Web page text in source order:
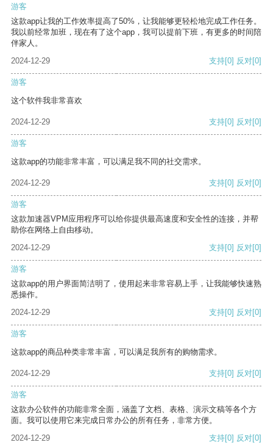
游客
这款app让我的工作效率提高了50%，让我能够更轻松地完成工作任务。
我以前经常加班，现在有了这个app，我可以提前下班，有更多的时间陪
伴家人。
2024-12-29
支持[0] 反对[0]
游客
这个软件我非常喜欢
2024-12-29 支持[0] 反对[0]
游客
这款app的功能非常丰富，可以满足我不同的社交需求。
2024-12-29 支持[0] 反对[0]
游客
这款加速器VPM应用程序可以给你提供最高速度和安全性的连接，并帮
助你在网络上自由移动。
2024-12-29
支持[0] 反对[0]
游客
这款app的用户界面简洁明了，使用起来非常容易上手，让我能够快速熟
悉操作。
2024-12-29
支持[0] 反对[0]
游客
这款app的商品种类非常丰富，可以满足我所有的购物需求。
2024-12-29 支持[0] 反对[0]
游客
这款办公软件的功能非常全面，涵盖了文档、表格、演示文稿等各个方
面。我可以使用它来完成日常办公的所有任务，非常方便。
2024-12-29
支持[0] 反对[0]